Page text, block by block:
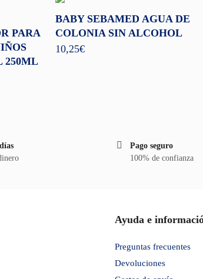
PARA
250ML
BABY SEBAMED AGUA DE
COLONIA SIN ALCOHOL
10,25€
Pago seguro
100% de confianza
Ayuda e
Preguntas frecuentes
Devoluciones